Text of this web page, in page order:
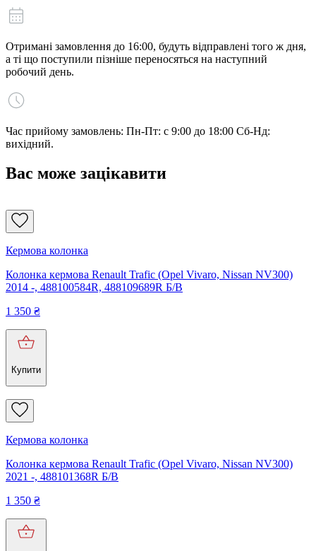
Отримані замовлення до 16:00, будуть відправлені того ж дня,
а ті що поступили пізніше переносяться на наступний
робочий день.
Час прийому замовлень: Пн-Пт: с 9:00 до 18:00 Сб-Нд:
вихідний.
Вас може зацікавити
Кермова колонка
Колонка кермова Renault Trafic (Opel Vivaro, Nissan NV300)
2014 -, 488100584R, 488109689R Б/В
1 350 ₴
Купити
Кермова колонка
Колонка кермова Renault Trafic (Opel Vivaro, Nissan NV300)
2021 -, 488101368R Б/В
1 350 ₴